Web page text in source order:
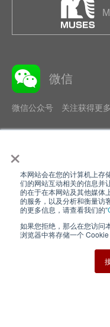
×
本网站会在您的计算机上存
们的网站互动相关的信息并
的在于在本网站及其他媒体
的服务，以及分析和衡量访
的更多信息，请查看我们的“
如果您拒绝，那么在您访问
浏览器中将存储一个 Cookie
微信
微信公众号 关注获得更多
隐私政策
Cookie Policy
Nisshinbo Holdings Inc.
Copyright ⓒ Nisshinbo